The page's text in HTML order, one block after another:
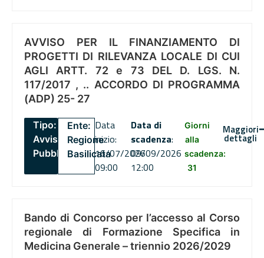
AVVISO PER IL FINANZIAMENTO DI
PROGETTI DI RILEVANZA LOCALE DI CUI
AGLI ARTT. 72 e 73 DEL D. LGS. N.
117/2017 , .. ACCORDO DI PROGRAMMA
(ADP) 25- 27
Tipo:
Avviso
Pubblico
Ente:
Regione
Basilicata
Data
inizio:
16/07/2026
09:00
Data di
scadenza:
09/09/2026
12:00
Giorni
alla
scadenza:
31
Maggiori
dettagli
Bando di Concorso per l’accesso al Corso
regionale di Formazione Specifica in
Medicina Generale – triennio 2026/2029